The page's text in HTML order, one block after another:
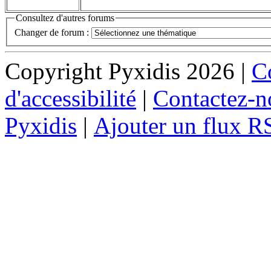
Consultez d'autres forums
Changer de forum :
Copyright Pyxidis 2026 |
d'accessibilité | Contactez-
Pyxidis | Ajouter un flux